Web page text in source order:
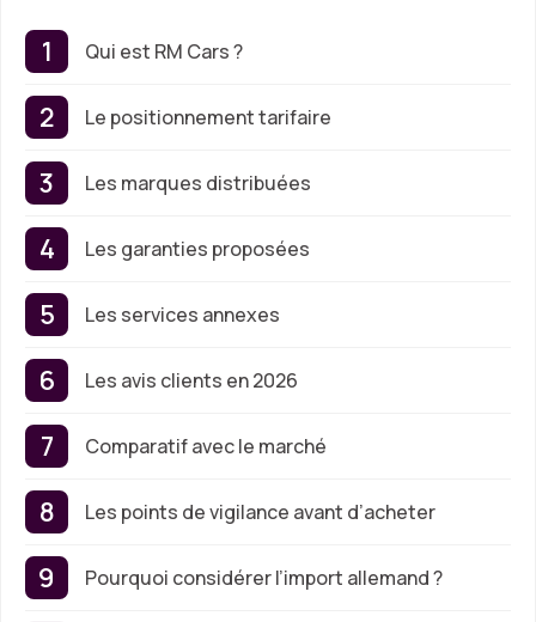
Qui est RM Cars ?
Le positionnement tarifaire
Les marques distribuées
Les garanties proposées
Les services annexes
Les avis clients en 2026
Comparatif avec le marché
Les points de vigilance avant d’acheter
Pourquoi considérer l’import allemand ?